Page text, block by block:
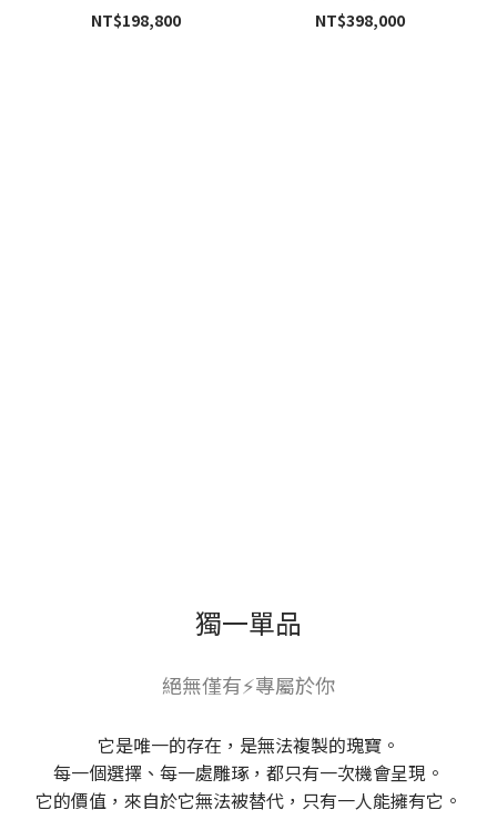
NT$198,800
NT$398,000
獨一單品
絕無僅有⚡專屬於你
它是唯一的存在，是無法複製的瑰寶。
每一個選擇、每一處雕琢，都只有一次機會呈現。
它的價值，來自於它無法被替代，只有一人能擁有它。